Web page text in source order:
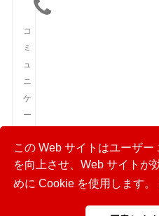
この Web サイトはユーザー
を向上させ、Web サイトが
めに Cookie を使用します。
コ
ミ
ュ
ニ
ケ
ー
ョ
ン